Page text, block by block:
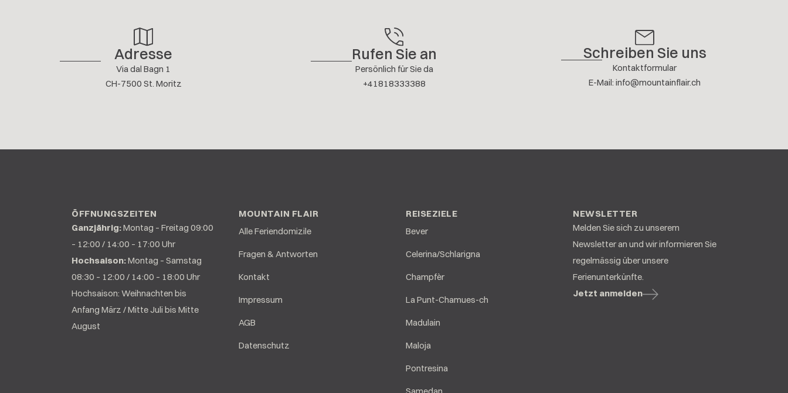
Adresse
Via dal Bagn 1
CH-7500 St. Moritz
Rufen Sie an
Persönlich für Sie da
+41818333388
Schreiben Sie uns
Kontaktformular
E-Mail: info@mountainflair.ch
ÖFFNUNGSZEITEN
Ganzjährig:Montag – Freitag 09:00
– 12:00 / 14:00 – 17:00 Uhr
Hochsaison:Montag – Samstag
08:30 – 12:00 / 14:00 – 18:00 Uhr
Hochsaison: Weihnachten bis
Anfang März / Mitte Juli bis Mitte
August
MOUNTAIN FLAIR
Alle Feriendomizile
Fragen & Antworten
Kontakt
Impressum
AGB
Datenschutz
REISEZIELE
Bever
Celerina/Schlarigna
Champfèr
La Punt-Chamues-ch
Madulain
Maloja
Pontresina
NEWSLETTER
Melden Sie sich zu unserem
Newsletter an und wir informieren Sie
regelmässig über unsere
Ferienunterkünfte.
Jetzt anmelden